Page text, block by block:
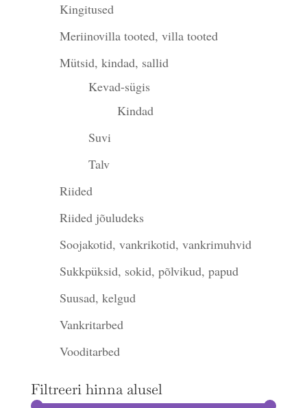
Kingitused
Meriinovilla tooted, villa tooted
Mütsid, kindad, sallid
Kevad-sügis
Kindad
Suvi
Talv
Riided
Riided jõuludeks
Soojakotid, vankrikotid, vankrimuhvid
Sukkpüksid, sokid, põlvikud, papud
Suusad, kelgud
Vankritarbed
Vooditarbed
Filtreeri hinna alusel